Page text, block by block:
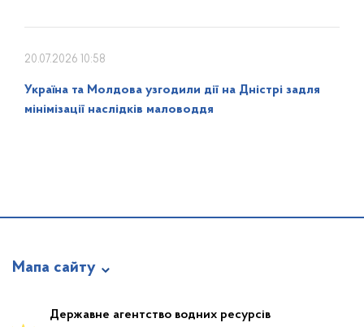
20.07.2026 10:58
Україна та Молдова узгодили дії на Дністрі задля
мінімізації наслідків маловоддя
Мапа сайту
Про відомство
Державне агентство водних ресурсів